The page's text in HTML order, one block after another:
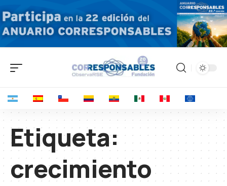
Etiqueta:
crecimiento